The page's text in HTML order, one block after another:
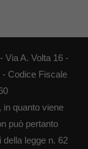
Via A. Volta 16 -
Codice Fiscale
in quanto viene
può pertanto
legge n. 62